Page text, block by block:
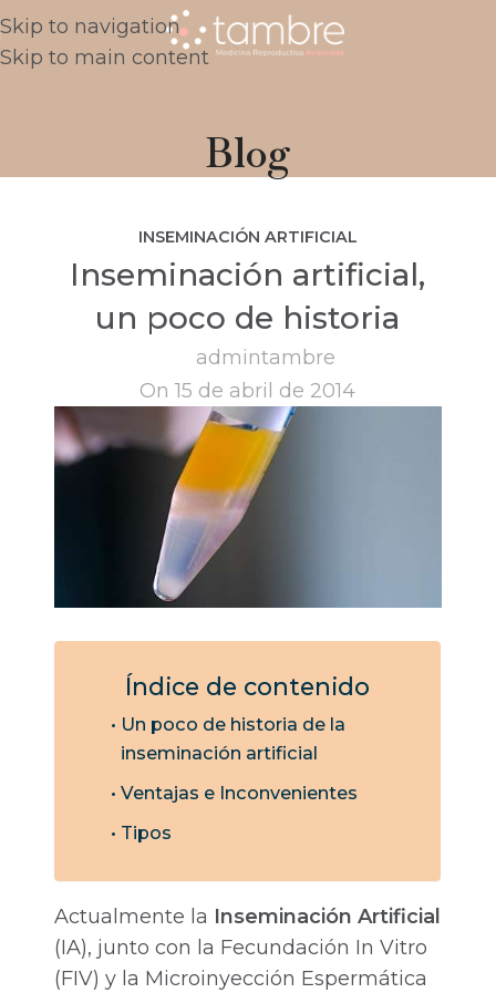
Skip to navigation
Skip to main content
Blog
INSEMINACIÓN ARTIFICIAL
Inseminación artificial,
un poco de historia
admintambre
On 15 de abril de 2014
Índice de contenido
Un poco de historia de la
inseminación artificial
Ventajas e Inconvenientes
Tipos
Actualmente la Inseminación Artificial
(IA), junto con la Fecundación In Vitro
(FIV) y la Microinyección Espermática